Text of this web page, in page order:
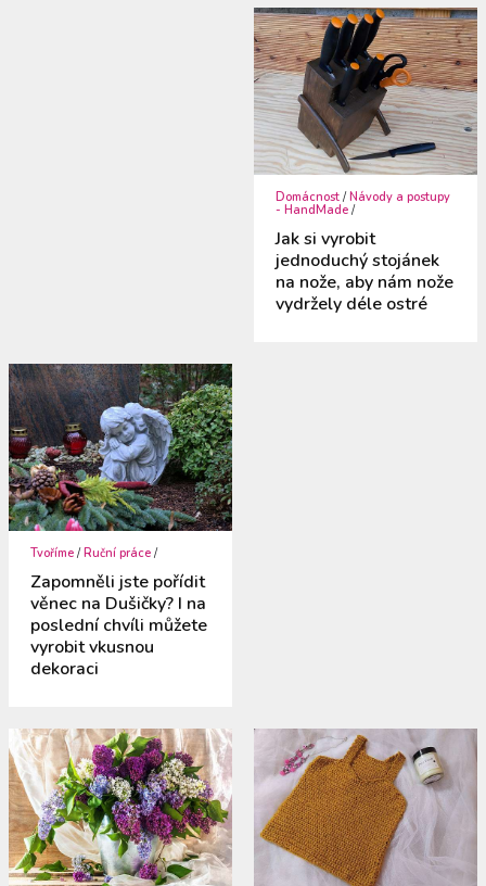
Domácnost / Návody a postupy
- HandMade /
Jak si vyrobit
jednoduchý stojánek
na nože, aby nám nože
vydržely déle ostré
Tvoříme /Ruční práce /
Zapomněli jste pořídit
věnec na Dušičky? I na
poslední chvíli můžete
vyrobit vkusnou
dekoraci